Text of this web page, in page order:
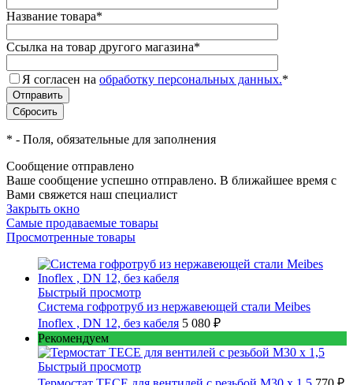
Название товара*
Ссылка на товар другого магазина*
Я согласен на обработку персональных данных.*
* - Поля, обязательные для заполнения
Сообщение отправлено
Ваше сообщение успешно отправлено. В ближайшее время с
Вами свяжется наш специалист
Закрыть окно
Самые продаваемые товары
Просмотренные товары
Быстрый просмотр
Cистема гофротруб из нержавеющей стали Meibes
Inoflex , DN 12, без кабеля 5 080 ₽
Рекомендуем
Быстрый просмотр